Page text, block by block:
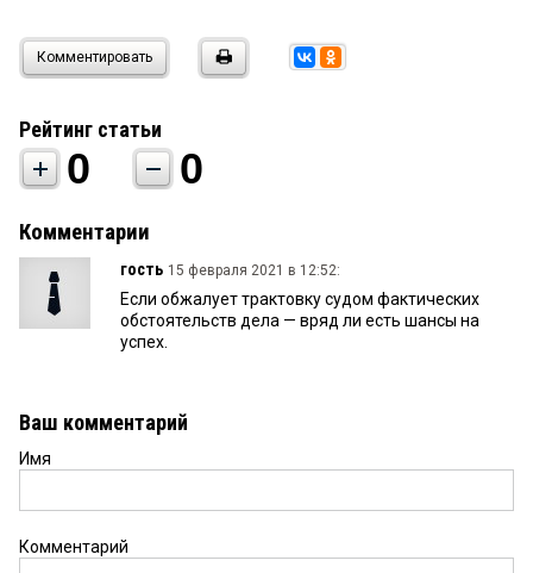
Комментировать
Рейтинг статьи
0 0
Комментарии
гость 15 февраля 2021 в 12:52:
Если обжалует трактовку судом фактических
обстоятельств дела — вряд ли есть шансы на
успех.
Ваш комментарий
Имя
Комментарий